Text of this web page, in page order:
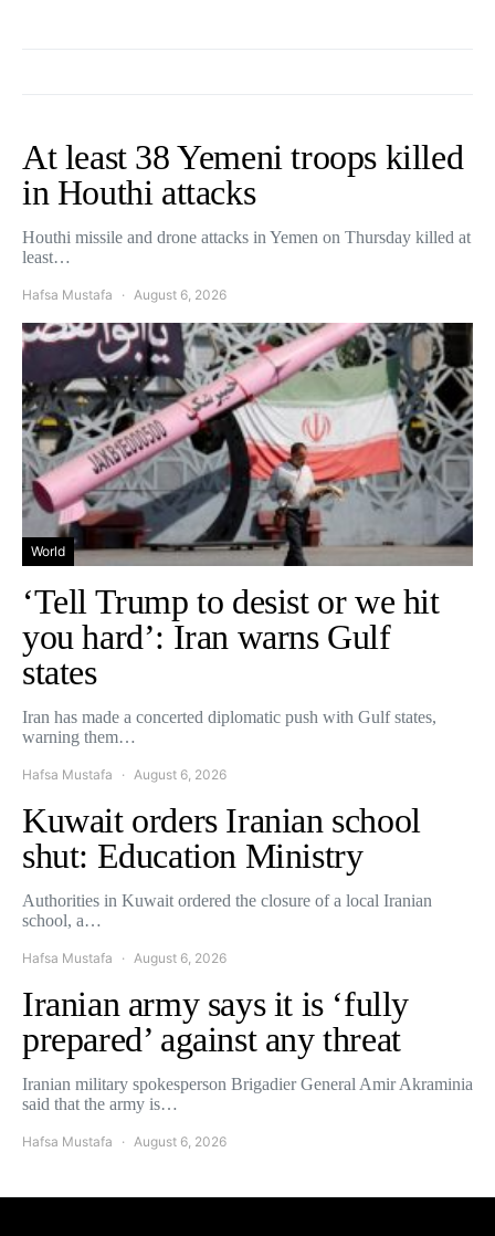
At least 38 Yemeni troops killed
in Houthi attacks
Houthi missile and drone attacks in Yemen on Thursday killed at
least…
Hafsa Mustafa August 6, 2026
World
‘Tell Trump to desist or we hit
you hard’: Iran warns Gulf
states
Iran has made a concerted diplomatic push with Gulf states,
warning them…
Hafsa Mustafa August 6, 2026
Kuwait orders Iranian school
shut: Education Ministry
Authorities in Kuwait ordered the closure of a local Iranian
school, a…
Hafsa Mustafa August 6, 2026
Iranian army says it is ‘fully
prepared’ against any threat
Iranian military spokesperson Brigadier General Amir Akraminia
said that the army is…
Hafsa Mustafa August 6, 2026